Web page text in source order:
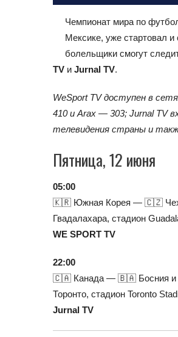
Чемпионат мира по
Мексике, уже стартовал
болельщики смогут
TV и Jurnal TV.
WeSport TV доступен в
410 и Arax — 303; Jurnal TV
телевидения страны и
Пятница, 12 июня
05:00
🇰🇷 Южная Корея — 🇨🇿
Гвадалахара, стадион
WE SPORT TV
22:00
🇨🇦 Канада — 🇧🇦 Босния и
Торонто, стадион Toronto
Jurnal TV